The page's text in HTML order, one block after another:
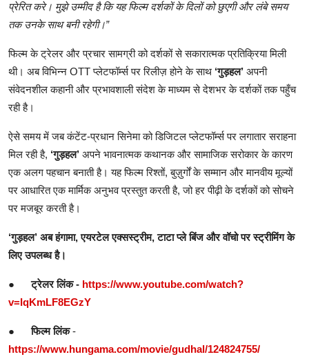
प्रेरित करे। मुझे उम्मीद है कि यह फिल्म दर्शकों के दिलों को छुएगी और लंबे समय
तक उनके साथ बनी रहेगी।”
फिल्म के ट्रेलर और प्रचार सामग्री को दर्शकों से सकारात्मक प्रतिक्रिया मिली
थी। अब विभिन्न OTTप्लेटफॉर्म्स पर रिलीज़ होने के साथ ‘गुड़हल’ अपनी
संवेदनशील कहानी और प्रभावशाली संदेश के माध्यम से देशभर के दर्शकों तक पहुँच
रही है।
ऐसे समय में जब कंटेंट-प्रधान सिनेमा को डिजिटल प्लेटफॉर्म्स पर लगातार सराहना
मिल रही है, ‘गुड़हल’ अपने भावनात्मक कथानक और सामाजिक सरोकार के कारण
एक अलग पहचान बनाती है। यह फिल्म रिश्तों,बुज़ुर्गों के सम्मान और मानवीय मूल्यों
पर आधारित एक मार्मिक अनुभव प्रस्तुत करती है,जो हर पीढ़ी के दर्शकों को सोचने
पर मजबूर करती है।
‘गुड़हल’ अब हंगामा,एयरटेल एक्सस्ट्रीम,टाटा प्ले बिंज और वॉचो पर स्ट्रीमिंग के
लिए उपलब्ध है।
● ट्रेलर लिंक- https://www.youtube.com/watch?
v=IqKmLF8EGzY
● फिल्म लिंक-
https://www.hungama.com/movie/gudhal/124824755/